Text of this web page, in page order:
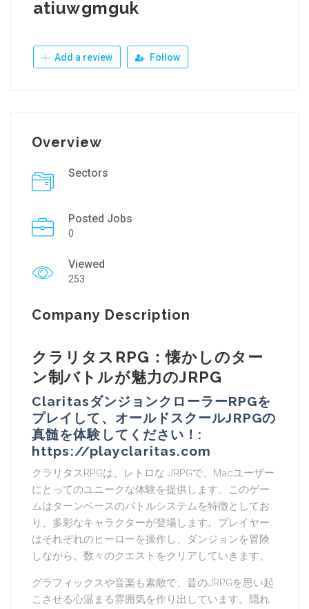
atiuwgmguk
Add a review Follow
Overview
Sectors
Posted Jobs
0
Viewed
253
Company Description
クラリタスRPG：懐かしのター
ン制バトルが魅力のJRPG
ClaritasダンジョンクローラーRPGを
プレイして、オールドスクールJRPGの
真髄を体験してください！:
https://playclaritas.com
クラリタスRPGは、レトロな JRPGで、Macユーザー
にとってのユニークな体験を提供します。このゲー
ムはターンベースのバトルシステムを特徴としてお
り、多彩なキャラクターが登場します。プレイヤー
はそれぞれのヒーローを操作し、ダンジョンを冒険
しながら、数々のクエストをクリアしていきます。
グラフィックスや音楽も素敵で、昔のJRPGを思い起
こさせる心温まる雰囲気を作り出しています。隠れ